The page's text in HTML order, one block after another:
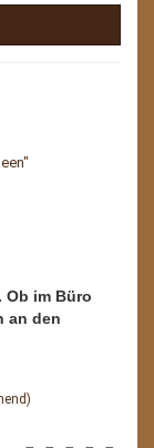
Ob im Büro
an den